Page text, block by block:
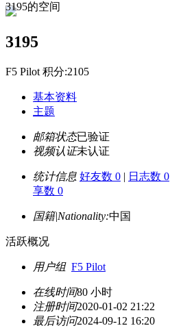
3195的空间
3195
F5 Pilot 积分:2105
基本资料
主题
邮箱状态已验证
视频认证未认证
统计信息 好友数 0 | 日志数 0
享数 0
国籍|Nationality:中国
活跃概况
用户组 F5 Pilot
在线时间80 小时
注册时间2020-01-02 21:22
最后访问2024-09-12 16:20